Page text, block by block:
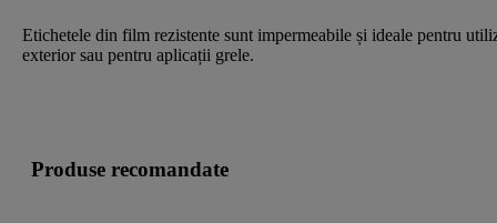
Etichetele din film rezistente sunt impermeabile și ideale pentru
exterior sau pentru aplicații grele.
Produse recomandate